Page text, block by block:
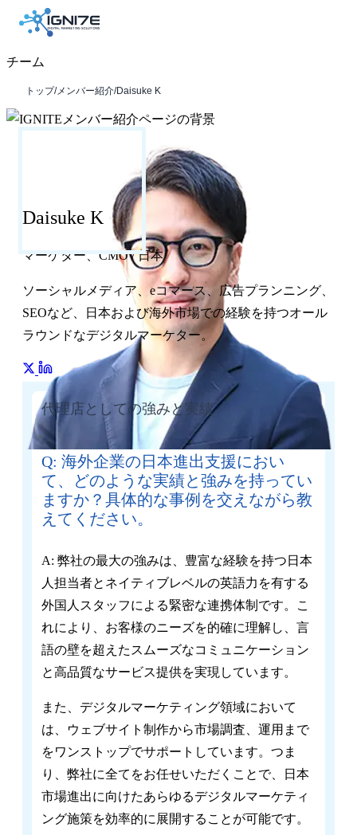
チーム
トップ/メンバー紹介/Daisuke K
Daisuke K
マーケター、CMO/日本
ソーシャルメディア、eコマース、広告プランニング、
SEOなど、日本および海外市場での経験を持つオール
ラウンドなデジタルマーケター。
代理店としての強みと実績
Q: 海外企業の日本進出支援におい
て、どのような実績と強みを持ってい
ますか？具体的な事例を交えながら教
えてください。
A: 弊社の最大の強みは、豊富な経験を持つ日本
人担当者とネイティブレベルの英語力を有する
外国人スタッフによる緊密な連携体制です。こ
れにより、お客様のニーズを的確に理解し、言
語の壁を超えたスムーズなコミュニケーション
と高品質なサービス提供を実現しています。
また、デジタルマーケティング領域において
は、ウェブサイト制作から市場調査、運用まで
をワンストップでサポートしています。つま
り、弊社に全てをお任せいただくことで、日本
市場進出に向けたあらゆるデジタルマーケティ
ング施策を効率的に展開することが可能です。